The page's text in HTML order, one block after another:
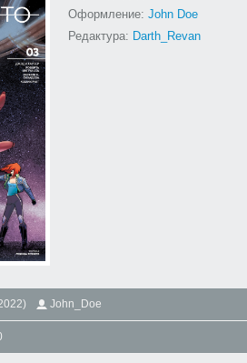
Оформление: John Doe
Редактура: Darth_Revan
John_Doe